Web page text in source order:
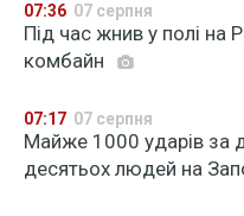
07:36 07 серпня
Під час жнив у полі на
комбайн
07:17 07 серпня
Майже 1000 ударів за
десятьох людей на